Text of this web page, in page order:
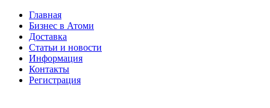
Главная
Бизнес в Атоми
Доставка
Статьи и новости
Информация
Контакты
Регистрация